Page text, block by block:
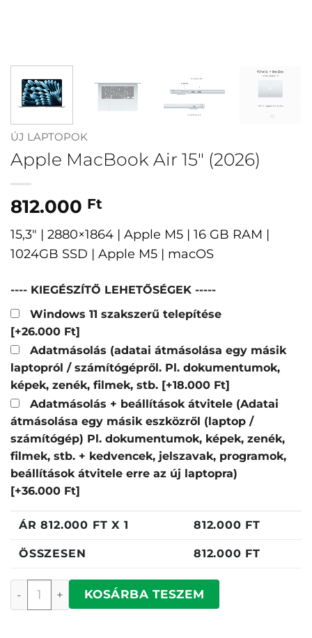
ÚJ LAPTOPOK
Apple MacBook Air 15″ (2026)
812.000 Ft
15,3″ | 2880×1864 | Apple M5 | 16 GB RAM |
1024GB SSD | Apple M5 | macOS
---- KIEGÉSZÍTŐ LEHETŐSÉGEK -----
Windows 11 szakszerű telepítése
[+26.000 Ft]
Adatmásolás (adatai átmásolása egy másik
laptopról / számítógépről. Pl. dokumentumok,
képek, zenék, filmek, stb. [+18.000 Ft]
Adatmásolás + beállítások átvitele (Adatai
átmásolása egy másik eszközről (laptop /
számítógép) Pl. dokumentumok, képek, zenék,
filmek, stb. + kedvencek, jelszavak, programok,
beállítások átvitele erre az új laptopra)
[+36.000 Ft]
ÁR812.000 FT X 1 812.000 FT
ÖSSZESEN 812.000 FT
Apple MacBook Air 15" (2026) mennyiség
KOSÁRBA TESZEM